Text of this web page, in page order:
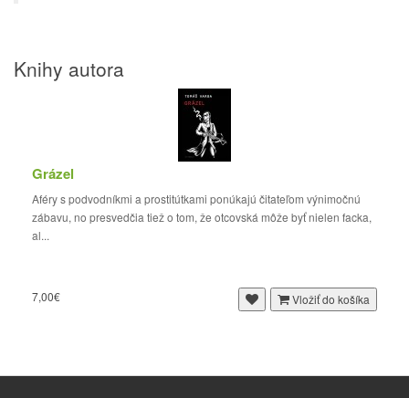
Knihy autora
Grázel
Aféry s podvodníkmi a prostitútkami ponúkajú čitateľom výnimočnú
zábavu, no presvedčia tiež o tom, že otcovská môže byť nielen facka,
al...
7,00€ Vložiť do košíka